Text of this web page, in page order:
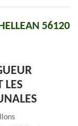
56120
LES